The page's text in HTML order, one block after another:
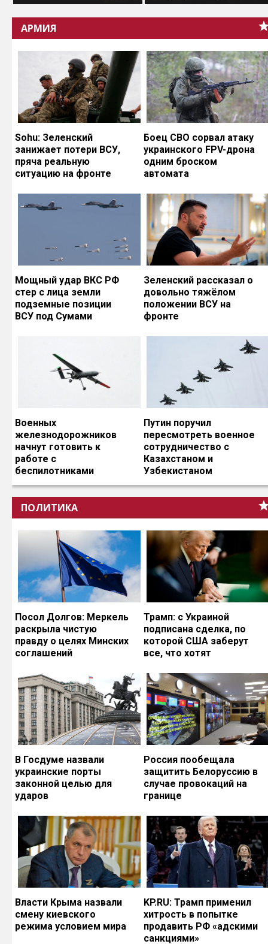
АРМИЯ
Sohu: Зеленский
занижает потери ВСУ,
пряча реальную
ситуацию на фронте
Боец СВО сорвал атаку
украинского FPV-дрона
одним броском
автомата
Мощный удар ВКС РФ
стер с лица земли
подземные позиции
ВСУ под Сумами
Зеленский рассказал о
довольно тяжёлом
положении ВСУ на
фронте
Военных
железнодорожников
начнут готовить к
работе с
беспилотниками
Путин поручил
пересмотреть военное
сотрудничество с
Казахстаном и
Узбекистаном
ПОЛИТИКА
Посол Долгов: Меркель
раскрыла чистую
правду о целях Минских
соглашений
Трамп: с Украиной
подписана сделка, по
которой США заберут
все, что хотят
В Госдуме назвали
украинские порты
законной целью для
ударов
Россия пообещала
защитить Белоруссию в
случае провокаций на
границе
Власти Крыма назвали
смену киевского
режима условием мира
KP.RU: Трамп применил
хитрость в попытке
продавить РФ «адскими
санкциями»